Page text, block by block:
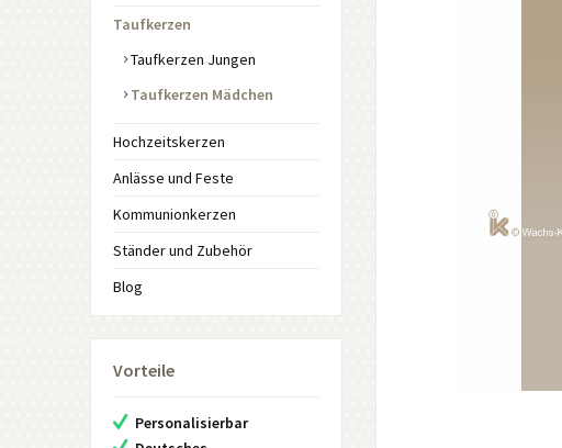
Taufkerzen
Taufkerzen Jungen
Taufkerzen Mädchen
Hochzeitskerzen
Anlässe und Feste
Kommunionkerzen
Ständer und Zubehör
Blog
Vorteile
Personalisierbar